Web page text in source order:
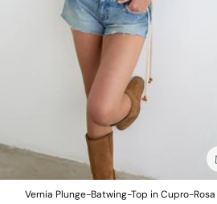
Vernia Plunge-Batwing-Top in Cupro-Rosa